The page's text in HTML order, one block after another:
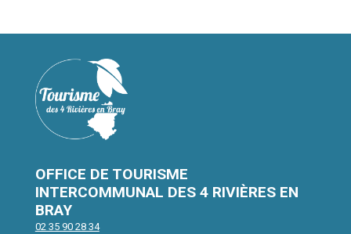
OFFICE DE TOURISME
INTERCOMMUNAL DES 4 RIVIÈRES EN
BRAY
02 35 90 28 34